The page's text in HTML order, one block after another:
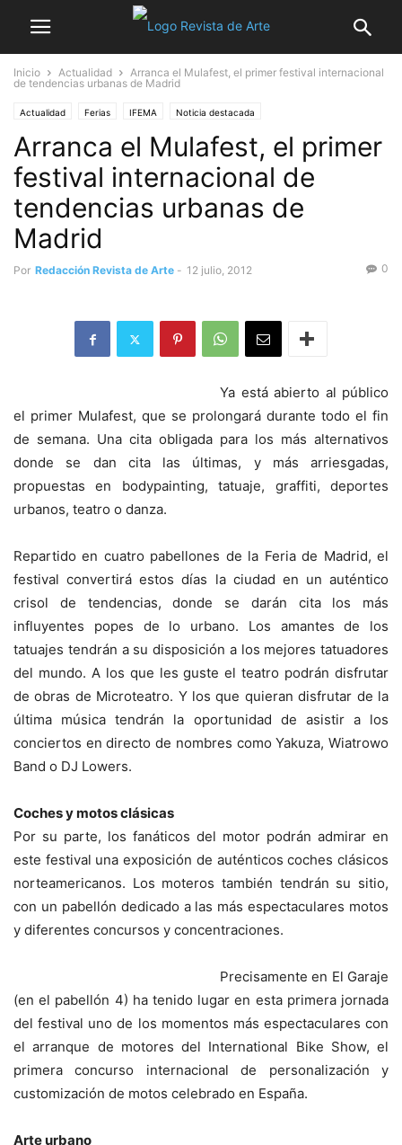
Inicio Actualidad
Arranca el Mulafest, el primer festival internacional
de tendencias urbanas de Madrid
Actualidad Ferias IFEMA Noticia destacada
Arranca el Mulafest, el primer
festival internacional de
tendencias urbanas de
Madrid
Por Redacción Revista de Arte - 12 julio, 2012 0
Ya está abierto al público
el primer Mulafest, que se prolongará durante todo el fin
de semana. Una cita obligada para los más alternativos
donde se dan cita las últimas, y más arriesgadas,
propuestas en bodypainting, tatuaje, graffiti, deportes
urbanos, teatro o danza.
Repartido en cuatro pabellones de la Feria de Madrid, el
festival convertirá estos días la ciudad en un auténtico
crisol de tendencias, donde se darán cita los más
influyentes popes de lo urbano. Los amantes de los
tatuajes tendrán a su disposición a los mejores tatuadores
del mundo. A los que les guste el teatro podrán disfrutar
de obras de Microteatro. Y los que quieran disfrutar de la
última música tendrán la oportunidad de asistir a los
conciertos en directo de nombres como Yakuza, Wiatrowo
Band o DJ Lowers.
Coches y motos clásicas
Por su parte, los fanáticos del motor podrán admirar en
este festival una exposición de auténticos coches clásicos
norteamericanos. Los moteros también tendrán su sitio,
con un pabellón dedicado a las más espectaculares motos
y diferentes concursos y concentraciones.
Precisamente en El Garaje
(en el pabellón 4) ha tenido lugar en esta primera jornada
del festival uno de los momentos más espectaculares con
el arranque de motores del International Bike Show, el
primera concurso internacional de personalización y
customización de motos celebrado en España.
Arte urbano